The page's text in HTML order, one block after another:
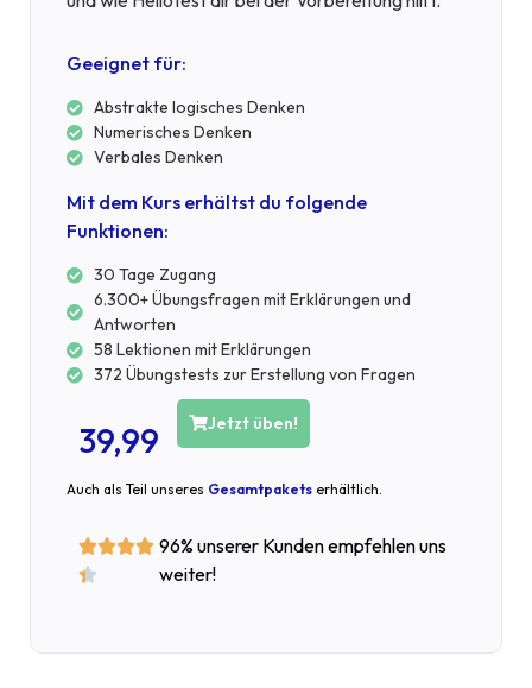
Geeignet für:
Abstrakte logisches Denken
Numerisches Denken
Verbales Denken
Mit dem Kurs erhältst du folgende
Funktionen:
30 Tage Zugang
6.300+ Übungsfragen mit Erklärungen und
Antworten
58 Lektionen mit Erklärungen
372 Übungstests zur Erstellung von Fragen
39,99 Jetzt üben!
Auch als Teil unseres Gesamtpakets erhältlich.


96% unserer Kunden empfehlen uns
weiter!